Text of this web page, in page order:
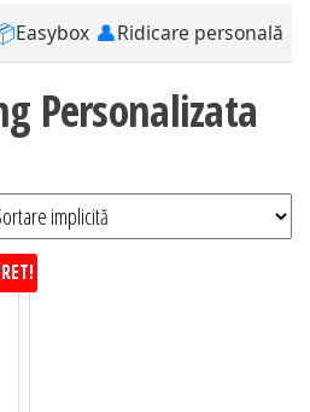
Easybox 👤Ridicare personală
Personalizata